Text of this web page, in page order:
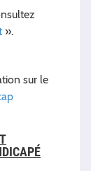
».
sur le